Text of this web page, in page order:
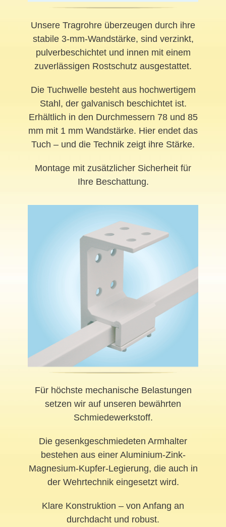
Unsere Tragrohre überzeugen durch ihre
stabile 3-mm-Wandstärke, sind verzinkt,
pulverbeschichtet und innen mit einem
zuverlässigen Rostschutz ausgestattet.
Die Tuchwelle besteht aus hochwertigem
Stahl, der galvanisch beschichtet ist.
Erhältlich in den Durchmessern 78 und 85
mm mit 1 mm Wandstärke. Hier endet das
Tuch – und die Technik zeigt ihre Stärke.
Montage mit zusätzlicher Sicherheit für
Ihre Beschattung.
Für höchste mechanische Belastungen
setzen wir auf unseren bewährten
Schmiedewerkstoff.
Die gesenkgeschmiedeten Armhalter
bestehen aus einer Aluminium-Zink-
Magnesium-Kupfer-Legierung, die auch in
der Wehrtechnik eingesetzt wird.
Klare Konstruktion – von Anfang an
durchdacht und robust.